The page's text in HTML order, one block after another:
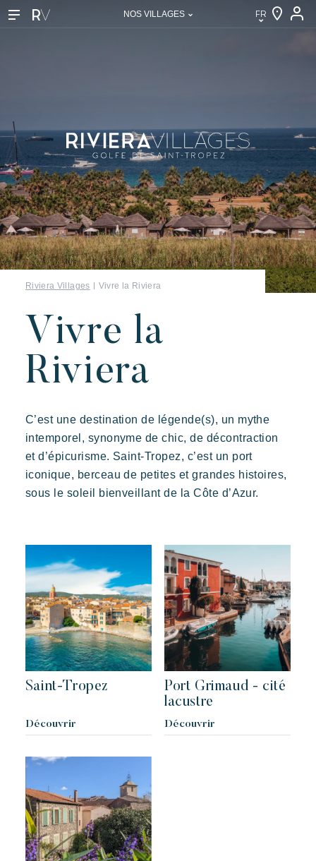
FR
IT
NOS VILLAGES
Nos villages
Découvrir Riviera Villages
L'expérience Riviera Villages
L'Art de recevoir
L'ambiance des Villages
Riviera Villages Vivre la Riviera
Vivre la
Riviera
C’est une destination de légende(s), un mythe
intemporel, synonyme de chic, de décontraction
et d’épicurisme. Saint-Tropez, c’est un port
iconique, berceau de petites et grandes histoires,
sous le soleil bienveillant de la Côte d’Azur.
Saint-Tropez
Découvrir
Port Grimaud - cité
lacustre
Découvrir